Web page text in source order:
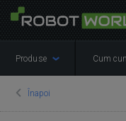
Produse Cum
Înapoi